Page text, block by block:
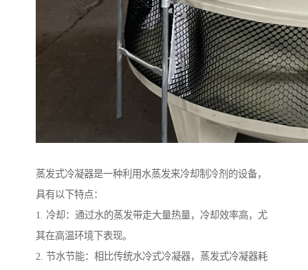
蒸发式冷凝器是一种利用水蒸发来冷却制冷剂的设备，
具有以下特点：
1. 冷却：通过水的蒸发带走大量热量，冷却效率高，尤
其在高温环境下表现。
2. 节水节能：相比传统水冷式冷凝器，蒸发式冷凝器耗